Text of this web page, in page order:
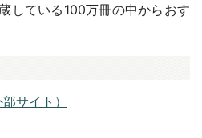
している100万冊の中からおす
サイト）